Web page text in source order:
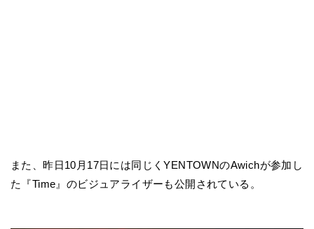
また、昨日10月17日には同じくYENTOWNのAwichが参加し
た『Time』のビジュアライザーも公開されている。